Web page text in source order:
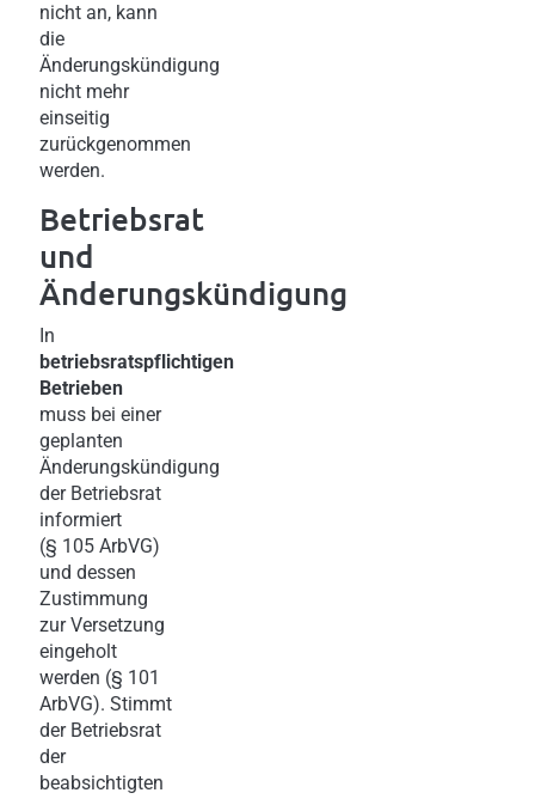
nicht an, kann
die
Änderungskündigung
nicht mehr
einseitig
zurückgenommen
werden.
Betriebsrat
und
Änderungskündigung
In
betriebsratspflichtigen
Betrieben
muss bei einer
geplanten
Änderungskündigung
der Betriebsrat
informiert
(§ 105 ArbVG)
und dessen
Zustimmung
zur Versetzung
eingeholt
werden (§ 101
ArbVG). Stimmt
der Betriebsrat
der
beabsichtigten